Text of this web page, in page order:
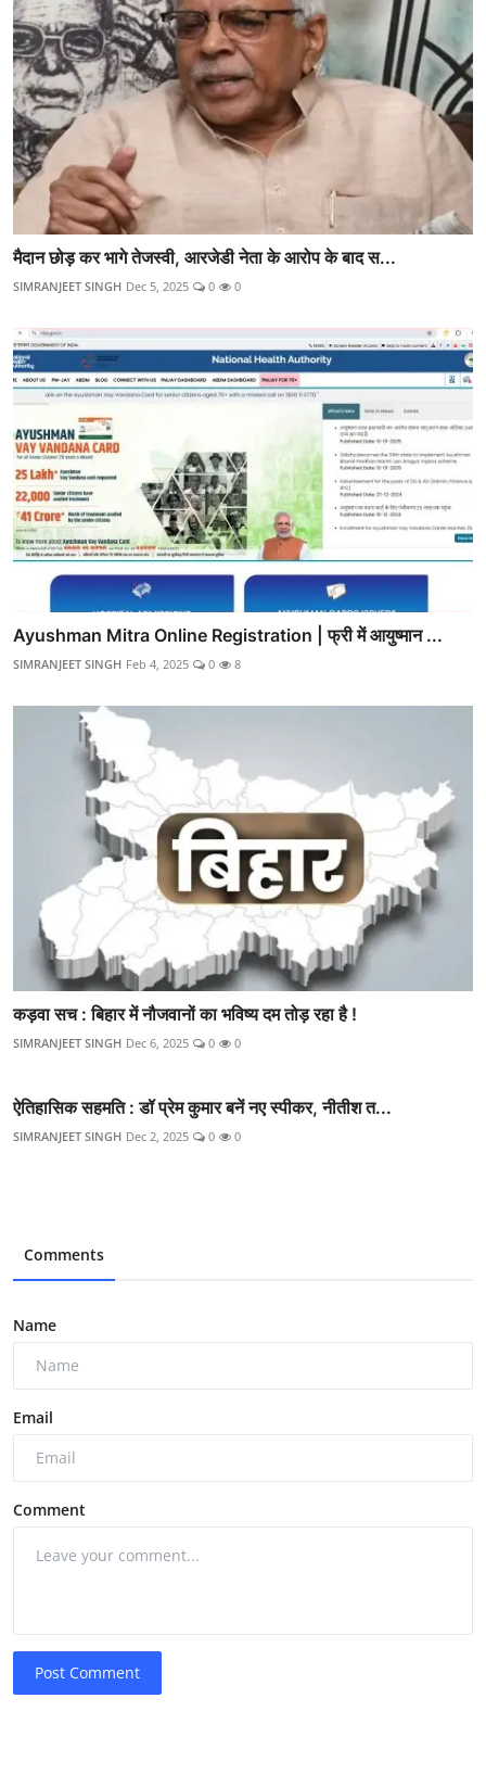
मैदान छोड़ कर भागे तेजस्वी, आरजेडी नेता के आरोप के बाद स...
SIMRANJEET SINGH Dec 5, 2025 0 0
Ayushman Mitra Online Registration | फ्री में आयुष्मान ...
SIMRANJEET SINGH Feb 4, 2025 0 8
कड़वा सच : बिहार में नौजवानों का भविष्य दम तोड़ रहा है !
SIMRANJEET SINGH Dec 6, 2025 0 0
ऐतिहासिक सहमति : डॉ प्रेम कुमार बनें नए स्पीकर, नीतीश त...
SIMRANJEET SINGH Dec 2, 2025 0 0
Comments
Name
Email
Comment
Post Comment